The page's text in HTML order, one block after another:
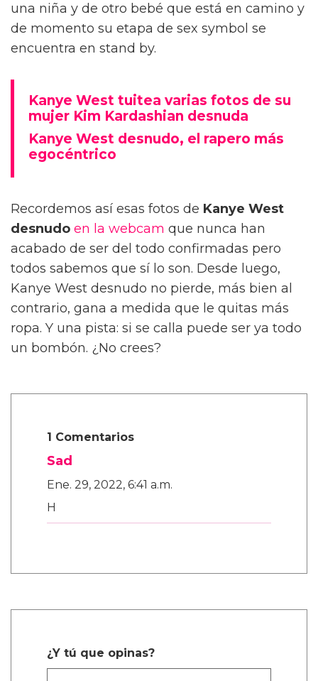
una niña y de otro bebé que está en camino y
de momento su etapa de sex symbol se
encuentra en stand by.
Kanye West tuitea varias fotos de su
mujer Kim Kardashian desnuda
Kanye West desnudo, el rapero más
egocéntrico
Recordemos así esas fotos de Kanye West
desnudo en la webcam que nunca han
acabado de ser del todo confirmadas pero
todos sabemos que sí lo son. Desde luego,
Kanye West desnudo no pierde, más bien al
contrario, gana a medida que le quitas más
ropa. Y una pista: si se calla puede ser ya todo
un bombón. ¿No crees?
1 Comentarios
Sad
Ene. 29, 2022, 6:41 a.m.
H
¿Y tú que opinas?